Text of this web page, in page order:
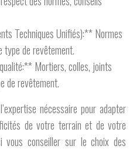
Techniques Unifiés):** Normes
type de revêtement.
Mortiers, colles, joints
de revêtement.
nécessaire pour adapter
de votre terrain et de votre
vous conseiller sur le choix des